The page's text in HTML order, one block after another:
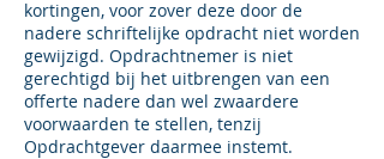
kortingen, voor zover deze door de
nadere schriftelijke opdracht niet worden
gewij­zigd. Opdrachtnemer is niet
gerechtigd bij het uitbrengen van een
offerte nadere dan wel zwaardere
voorwaarden te stellen, tenzij
Opdrachtgever daarmee instemt.